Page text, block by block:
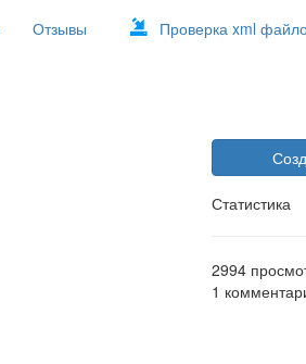
Отзывы Проверка xml
Статистика
2994
1